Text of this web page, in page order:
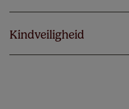
Kindveiligheid